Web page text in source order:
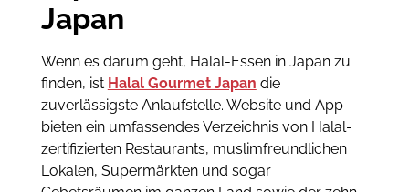
Japan
Wenn es darum geht, Halal-Essen in Japan zu
finden, ist Halal Gourmet Japan die
zuverlässigste Anlaufstelle. Website und App
bieten ein umfassendes Verzeichnis von Halal-
zertifizierten Restaurants, muslimfreundlichen
Lokalen, Supermärkten und sogar